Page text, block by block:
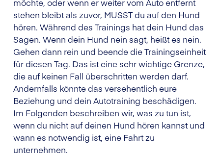
stehen bleibt als zuvor, MUSST du auf den Hund
hören. Während des Trainings hat dein Hund das
Sagen. Wenn dein Hund nein sagt, heißt es nein.
Gehen dann rein und beende die Trainingseinheit
für diesen Tag. Das ist eine sehr wichtige Grenze,
die auf keinen Fall überschritten werden darf.
Andernfalls könnte das versehentlich eure
Beziehung und dein Autotraining beschädigen.
Im Folgenden beschreiben wir, was zu tun ist,
wenn du nicht auf deinen Hund hören kannst und
wann es notwendig ist, eine Fahrt zu
unternehmen.